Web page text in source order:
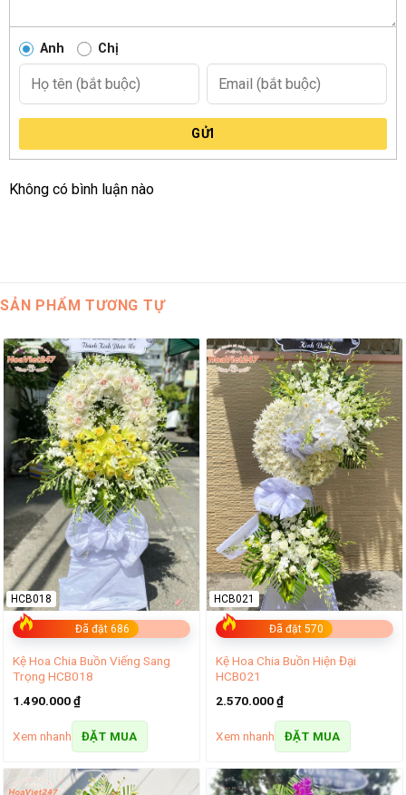
Anh Chị
GỬI
Không có bình luận nào
SẢN PHẨM TƯƠNG TỰ
Đã đặt 686
HCB018
Kệ Hoa Chia Buồn Viếng Sang
Trọng HCB018
1.490.000₫
Xem nhanh ĐẶT MUA
Đã đặt 570
HCB021
Kệ Hoa Chia Buồn Hiện Đại
HCB021
2.570.000₫
Xem nhanh ĐẶT MUA